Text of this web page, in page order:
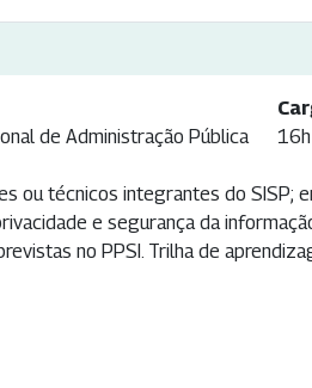
de Administração Pública
16h
ou técnicos integrantes do SISP;
e segurança da
no PPSI. Trilha de